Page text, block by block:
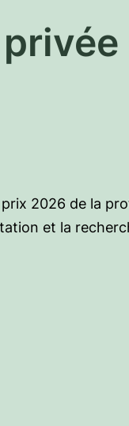
2026 de la
et la